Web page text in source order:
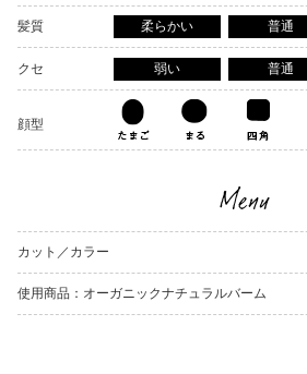
髪質 柔らかい 普通
クセ 弱い 普通
顔型
Menu
カット／カラー
使用商品：オーガニックナチュラルバーム